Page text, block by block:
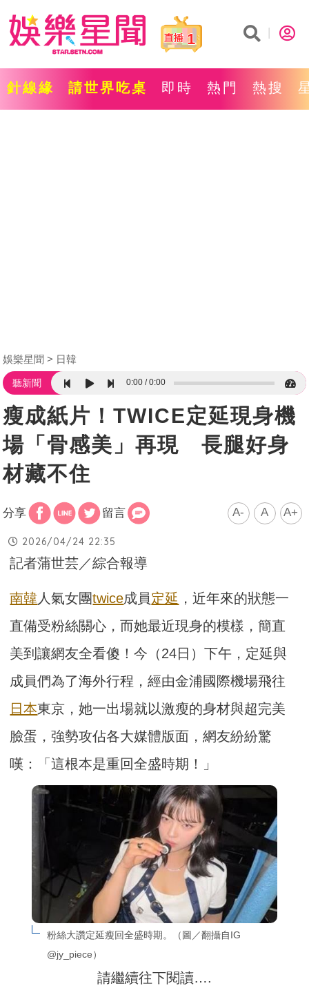
1
針線緣 請世界吃桌 即時 熱門 熱搜
娛樂星聞 日韓
聽新聞 0:00 0:00
瘦成紙片！TWICE定延現身機
場「骨感美」再現 長腿好身
材藏不住
分享 留言 A- A A+
2026/04/24 22:35
記者蒲世芸／綜合報導
南韓 人氣女團twice成員定延 ，近年來的狀態一
直備受粉絲關心，而她最近現身的模樣，簡直
美到讓網友全看傻！今（24日）下午，定延與
成員們為了海外行程，經由金浦國際機場飛往
日本東京，她一出場就以激瘦的身材與超完美
臉蛋，強勢攻佔各大媒體版面，網友紛紛驚
嘆：「這根本是重回全盛時期！」
粉絲大讚定延瘦回全盛時期。（圖／翻攝自IG
@jy_piece）
請繼續往下閱讀….